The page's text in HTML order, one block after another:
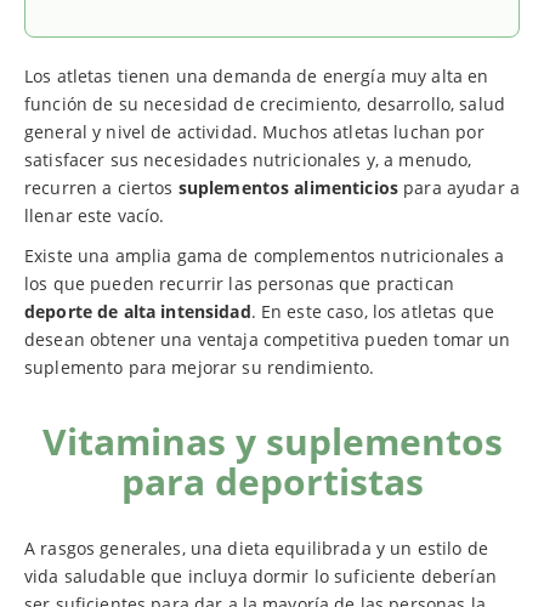
Los atletas tienen una demanda de energía muy alta en
función de su necesidad de crecimiento, desarrollo, salud
general y nivel de actividad. Muchos atletas luchan por
satisfacer sus necesidades nutricionales y, a menudo,
recurren a ciertos suplementos alimenticios para ayudar a
llenar este vacío.
Existe una amplia gama de complementos nutricionales a
los que pueden recurrir las personas que practican
deporte de alta intensidad. En este caso, los atletas que
desean obtener una ventaja competitiva pueden tomar un
suplemento para mejorar su rendimiento.
Vitaminas y suplementos
para deportistas
A rasgos generales, una dieta equilibrada y un estilo de
vida saludable que incluya dormir lo suficiente deberían